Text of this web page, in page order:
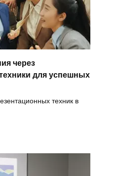
через
для успешных
техник в